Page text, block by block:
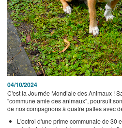
04/10/2024
C'est la Journée Mondiale des Animaux !
"commune amie des animaux", poursuit
de nos compagnons à quatre pattes avec
L'octroi d'une prime communale de 30